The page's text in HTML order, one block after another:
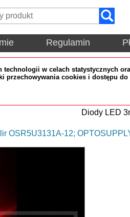
Regulamin
w celach statystycznych
przechowywania cookies i dostępu
Diody LED
OSR5U3131A-12;